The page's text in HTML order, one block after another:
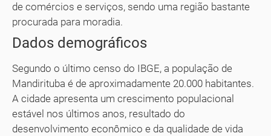
de comércios e serviços, sendo uma região bastante
procurada para moradia.
Dados demográficos
Segundo o último censo do IBGE, a população de
Mandirituba é de aproximadamente 20.000 habitantes.
A cidade apresenta um crescimento populacional
estável nos últimos anos, resultado do
desenvolvimento econômico e da qualidade de vida